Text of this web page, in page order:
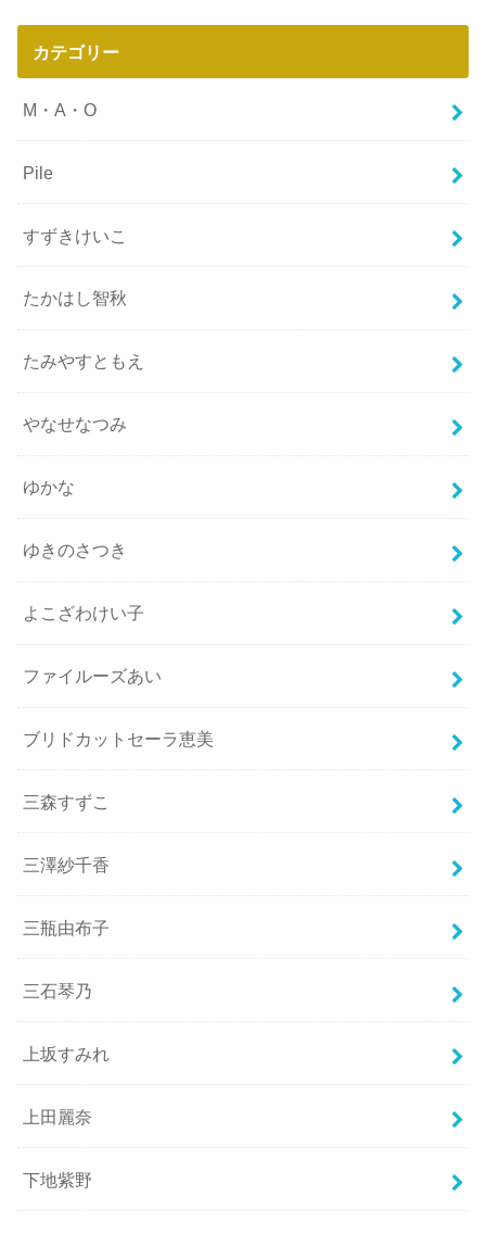
カテゴリー
M・A・O
Pile
すずきけいこ
たかはし智秋
たみやすともえ
やなせなつみ
ゆかな
ゆきのさつき
よこざわけい子
ファイルーズあい
ブリドカットセーラ恵美
三森すずこ
三澤紗千香
三瓶由布子
三石琴乃
上坂すみれ
上田麗奈
下地紫野